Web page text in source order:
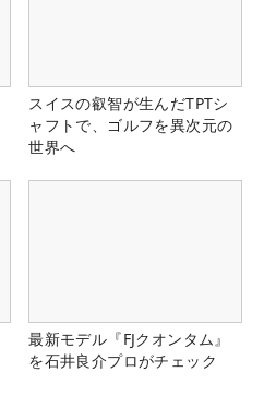
スイスの叡智が生んだTPTシ
ャフトで、ゴルフを異次元の
世界へ
最新モデル『FJクオンタム』
を石井良介プロがチェック